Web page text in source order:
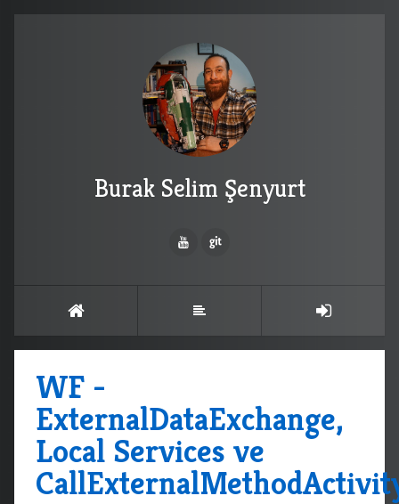
Burak Selim Şenyurt
WF -
ExternalDataExchange,
Local Services ve